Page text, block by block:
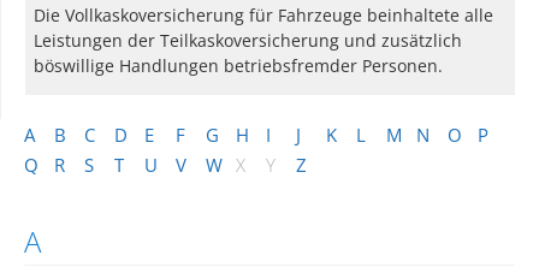
A B C D E F G H I J K L M N O
P
Q
R S T U V W X Y Z
A
Die Vollkaskoversicherung für Fahrzeuge beinhaltete alle
Leistungen der Teilkaskoversicherung und zusätzlich
böswillige Handlungen betriebsfremder Personen.